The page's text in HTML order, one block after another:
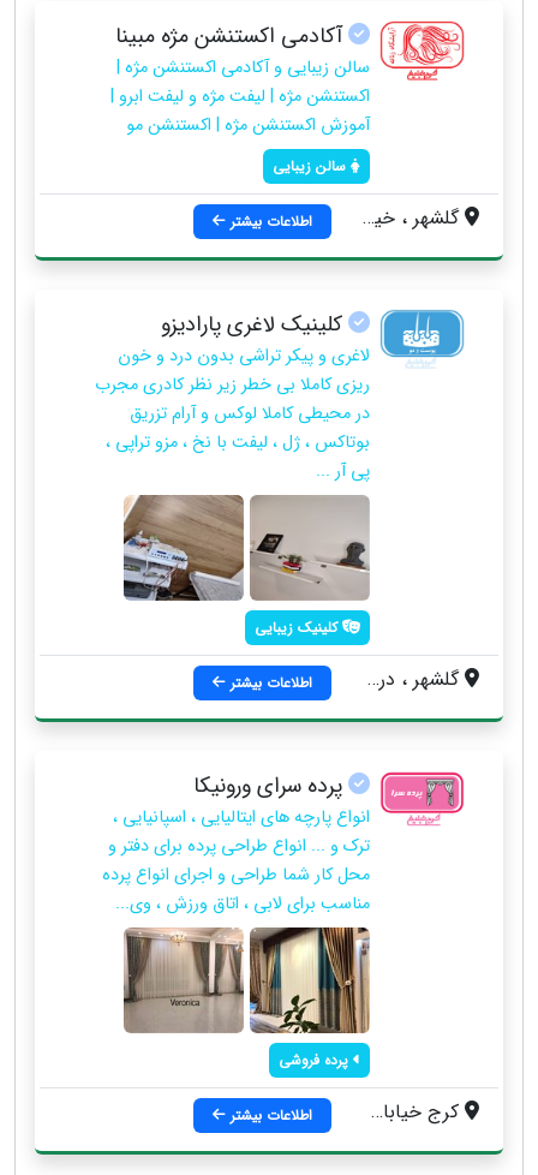
آکادمی اکستنشن مژه مبینا
سالن زیبایی و آکادمی اکستنشن مژه |
اکستنشن مژه | لیفت مژه و لیفت ابرو |
آموزش اکستنشن مژه | اکستنشن مو
سالن زیبایی
گلشهر ، خیابان درختی ، کوچه دوم ، ساختمان آتلانتیک ، طبقه سوم ، واحد 9 اطلاعات بیشتر
کلینیک لاغری پارادیزو
لاغری و پیکر تراشی بدون درد و خون
ریزی کاملا بی خطر زیر نظر کادری مجرب
در محیطی کاملا لوکس و آرام تزریق
بوتاکس ، ژل ، لیفت با نخ ، مزو تراپی ،
پی آر ...
کلینیک زیبایی
گلشهر ، درختی ، جنب فروشگاه امیران ، مجتمع میرداماد اطلاعات بیشتر
پرده سرای ورونیکا
انواع پارچه های ایتالیایی ، اسپانیایی ،
ترک و ... انواع طراحی پرده برای دفتر و
محل کار شما طراحی و اجرای انواع پرده
مناسب برای لابی ، اتاق ورزش ، وی...
پرده فروشی
کرج خیابان درختی ، روبروی بیمه کارآفرین اطلاعات بیشتر